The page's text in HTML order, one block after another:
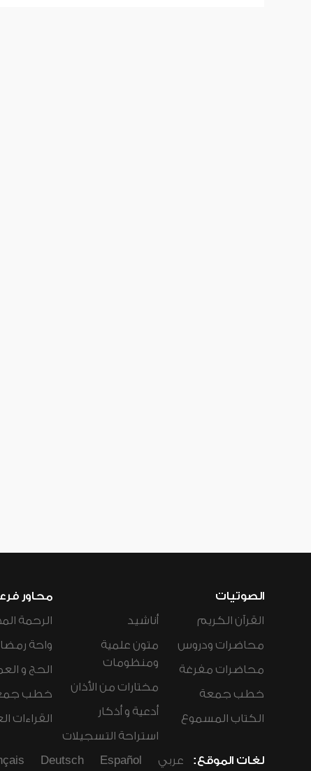
الصوتيات
القرآن الكريم
محاضرات ودروس
محاضرات مفرغة
خطب جمعة
الكتاب المسموع
أناشيد
متون علمية
ومنظومات
مختارات من الأذان
أدعية و أذكار
استراحة التسجيلات
محاور
الرحمة
واحة
الحج و
خطب
القراءات
لغات الموقع: عربي Español
Deutsch